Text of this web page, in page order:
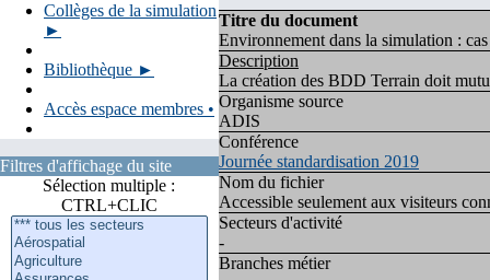
Collèges de la simulation
►
Bibliothèque ►
Accès espace membres •
Filtres d'affichage du site
Sélection multiple :
CTRL+CLIC
Titre du document
Environnement dans la simulation :
Description
La création des BDD Terrain doit
Organisme source
ADIS
Conférence
Journée standardisation 2019
Nom du fichier
Accessible seulement aux visiteurs
Secteurs d'activité
-
Branches métier